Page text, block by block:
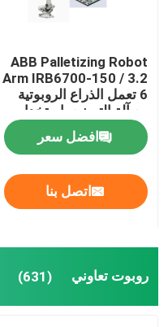
معلومات عنا
جولة في المعمل
رقابة جودة
اطلب اقتباس
ABB Palletizing Robot
Arm IRB6700-150 / 3.2
6 تعمل الذراع الروبوتية
مع آلة التصنيع باستخدام
الحاسب الآلي
افضل سعر
اتصل بنا
روبوت تعاوني (631)